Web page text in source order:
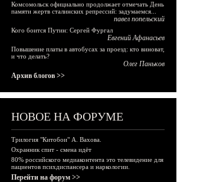
Комсомольск официально продолжает отмечать День
памяти жертв сталинских репрессий: задумаемся...
павел попельский
Кого боится Путин: Сергей Фургал
Евгений Афанасьев
Повышение платы в автобусах за проезд: кто виноват,
и что делать?
Олег Паньков
Архив блогов >>
НОВОЕ НА ФОРУМЕ
Трилогия "Китобои" А. Вахова.
Охранник спит - смена идёт
80% российского медиаконтента это телевидение для
пациентов психдиспансера и наркологии.
Перейти на форум >>